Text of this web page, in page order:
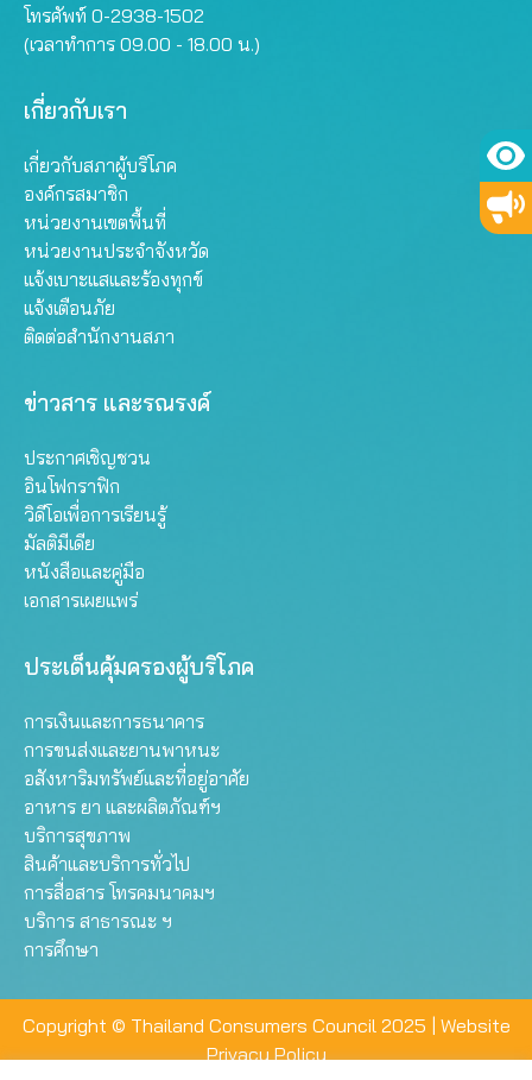
โทรศัพท์ 0-2938-1502
(เวลาทำการ 09.00 - 18.00 น.)
เกี่ยวกับเรา
เกี่ยวกับสภาผู้บริโภค
องค์กรสมาชิก
หน่วยงานเขตพื้นที่
หน่วยงานประจำจังหวัด
แจ้งเบาะแสและร้องทุกข์
แจ้งเตือนภัย
ติดต่อสำนักงานสภา
ข่าวสาร และรณรงค์
ประกาศเชิญชวน
อินโฟกราฟิก
วิดีโอเพื่อการเรียนรู้
มัลติมีเดีย
หนังสือและคู่มือ
เอกสารเผยแพร่
ประเด็นคุ้มครองผู้บริโภค
การเงินและการธนาคาร
การขนส่งและยานพาหนะ
อสังหาริมทรัพย์และที่อยู่อาศัย
อาหาร ยา และผลิตภัณฑ์ฯ
บริการสุขภาพ
สินค้าและบริการทั่วไป
การสื่อสาร โทรคมนาคมฯ
บริการ สาธารณะ ฯ
การศึกษา
Copyright © Thailand Consumers Council 2025 | Website
Privacy Policy